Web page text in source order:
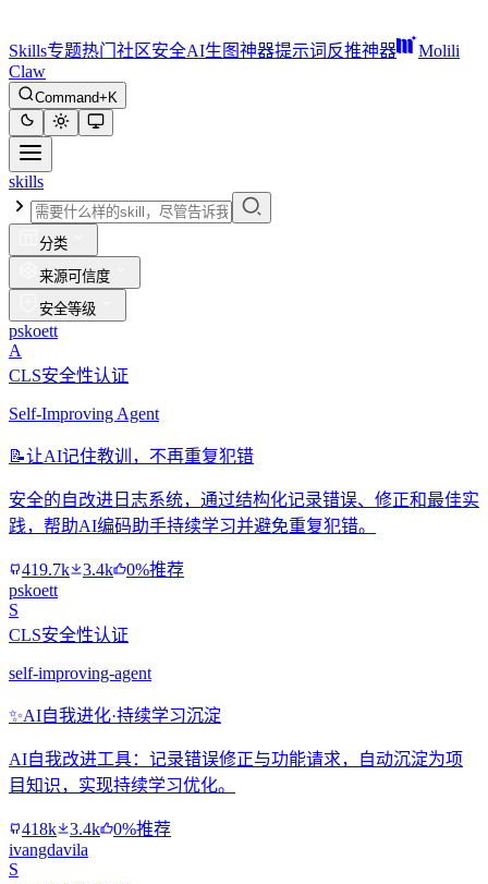
Skills专题热门 社区安全AI生图神器提示词反推神器
Molili
Claw
Command+K
skills
分类
来源可信度
安全等级
pskoett
A
CLS安全性认证
Self-Improving Agent
📝让AI记住教训，不再重复犯错
安全的自改进日志系统，通过结构化记录错误、修正和最佳实
践，帮助AI编码助手持续学习并避免重复犯错。
419.7k 3.4k
0%推荐
pskoett
S
CLS安全性认证
self-improving-agent
✨AI自我进化·持续学习沉淀
AI自我改进工具：记录错误修正与功能请求，自动沉淀为项
目知识，实现持续学习优化。
418k 3.4k
0%推荐
ivangdavila
S